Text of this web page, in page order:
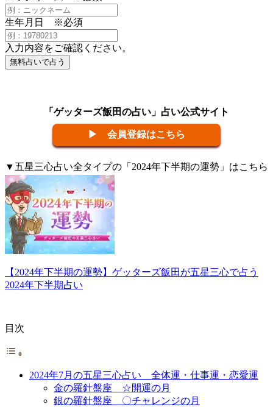
生年月日 ※必須
入力内容をご確認ください。
無料占いで占う
「ゲッターズ飯田の占い」占い公式サイト
▶ 会員登録はこちら
▼五星三心占い全タイプの「2024年下半期の運勢」はこちら
から
【2024年下半期の運勢】ゲッターズ飯田が五星三心で占う
2024年下半期占い
目次
2024年7月の五星三心占い 全体運・仕事運・恋愛運
金の羅針盤座 ☆開運の月
銀の羅針盤座 〇チャレンジの月